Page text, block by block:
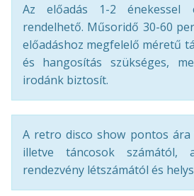
Az előadás 1-2 énekessel
rendelhető. Műsoridő 30-60
előadáshoz megfelelő méretű
és hangosítás szükséges,
irodánk biztosít.
A retro disco show pontos
illetve táncosok számától,
rendezvény létszámától és